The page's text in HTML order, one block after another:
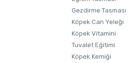
Gezdirme Tasması
Köpek Can Yeleği
Köpek Vitamini
Tuvalet Eğitimi
Köpek Kemiği